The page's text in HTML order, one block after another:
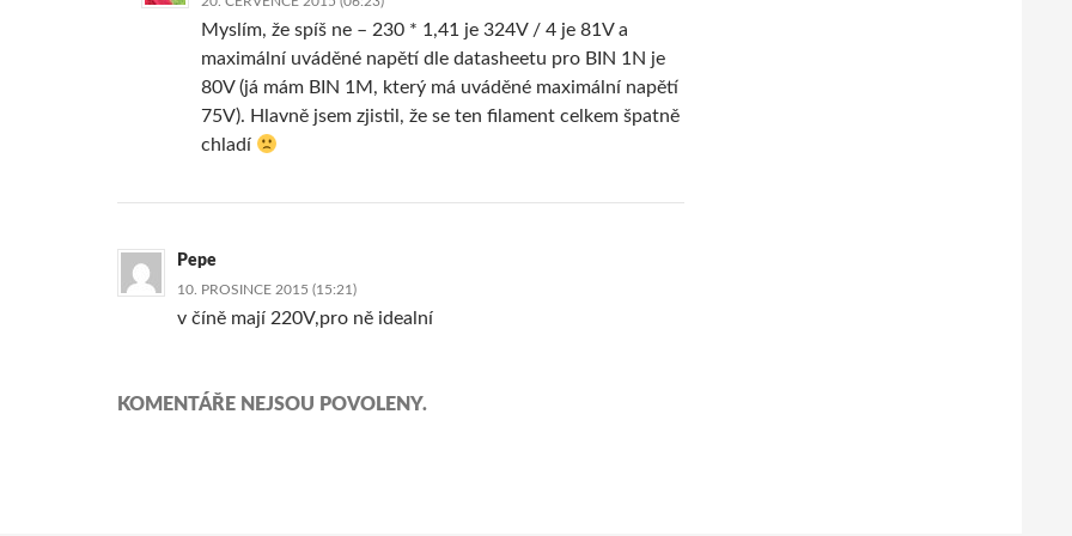
Myslím, že spíš ne – 230 * 1,41 je 324V / 4 je 81V a
maximální uváděné napětí dle datasheetu pro BIN 1N je
80V (já mám BIN 1M, který má uváděné maximální napětí
75V). Hlavně jsem zjistil, že se ten filament celkem špatně
chladí
Pepe
10. PROSINCE 2015 (15:21)
v číně mají 220V,pro ně idealní
KOMENTÁŘE NEJSOU POVOLENY.